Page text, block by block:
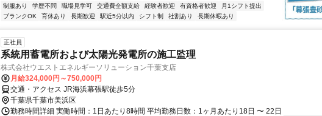
制服あり 学歴不問 職場見学可 交通費全額支給 経験者歓迎 有資格者歓迎
月1シフト提出
ブランクOK
育休あり 長期歓迎 駅近5分以内 シフト制 社割あり 長期休暇あり
正社員
系統用蓄電所および太陽光発電所の施工監理
株式会社ウエストエネルギーソリューション千葉支店
月給324,000円～750,000円
交通・アクセス JR海浜幕張駅徒歩5分
千葉県千葉市美浜区
勤務時間詳細 実働時間：1日あたり8時間 平均勤務日数：1ヶ月あたり18日 〜 22日